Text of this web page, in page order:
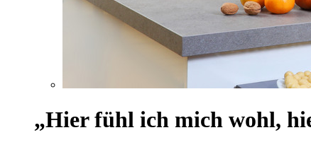
„Hier fühl ich mich wohl,